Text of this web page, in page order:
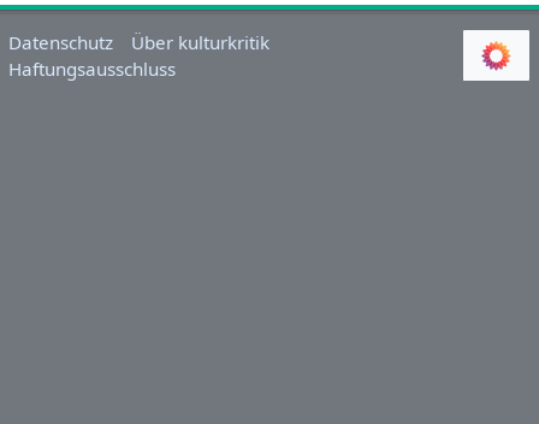
a
i
2
Datenschutz
Über kulturkritik
Haftungsausschluss